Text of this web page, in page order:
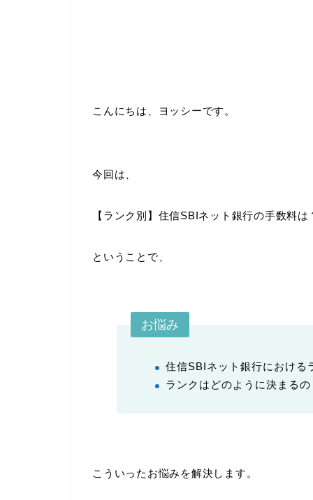
こんにちは、ヨッシーです。
今回は、
【ランク別】住信SBIネット銀行の手数料は
ということで、
お悩み
住信SBIネット銀行における
ランクはどのように決まるの
こういったお悩みを解決します。